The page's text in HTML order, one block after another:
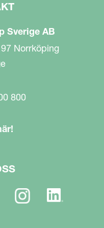
Sverige AB
Norrköping
800